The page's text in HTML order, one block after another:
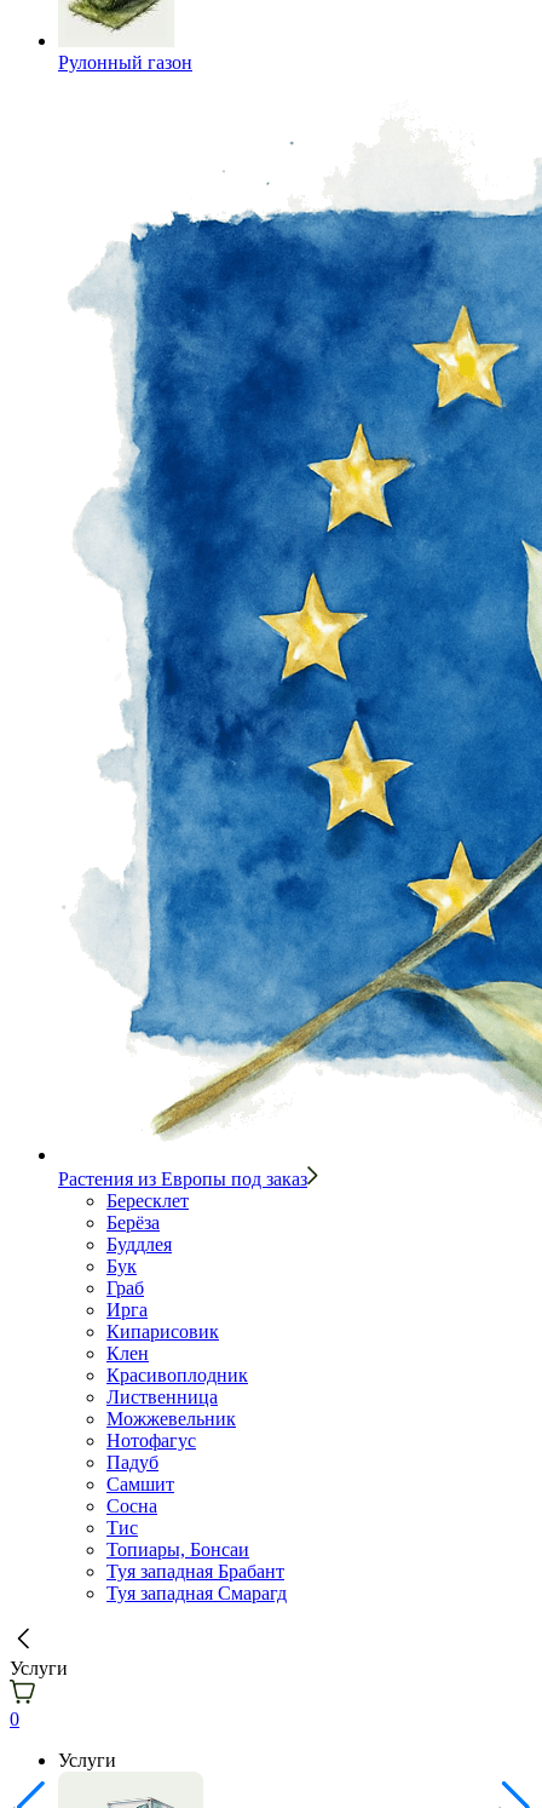
Рулонный газон
Растения из Европы под заказ
Бересклет
Берёза
Буддлея
Бук
Граб
Ирга
Кипарисовик
Клен
Красивоплодник
Лиственница
Можжевельник
Нотофагус
Падуб
Самшит
Сосна
Тис
Топиары, Бонсаи
Туя западная Брабант
Туя западная Смарагд
Услуги
0
Услуги